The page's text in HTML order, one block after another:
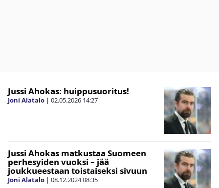
Jussi Ahokas: huippusuoritus!
Joni Alatalo | 02.05.2026 14:27
Jussi Ahokas matkustaa Suomeen
perhesyiden vuoksi – jää
joukkueestaan toistaiseksi sivuun
Joni Alatalo | 08.12.202408:35